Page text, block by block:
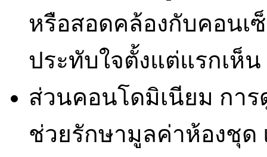
หรือสอดคล้องกับคอนเ
ประทับใจตั้งแต่แรกเห็น
ส่วนคอนโดมิเนียม การ
ช่วยรักษามูลค่าห้องชุด